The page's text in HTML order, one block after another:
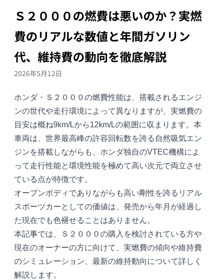
Ｓ２０００の燃費は悪いのか？実燃
費のリアルな数値と年間ガソリン
代、維持費の動向を徹底解説
2026年5月12日
ホンダ・ Ｓ２０００の燃費性能は、搭載されるエンジ
ンの世代や走行環境によって異なりますが、実燃費の
目安は概ね9km/Lから12km/Lの範囲に収まります。本
車両は、世界最高峰の許容回転数を誇る自然吸気エン
ジンを搭載しながらも、ホンダ独自のVTEC機構によ
って走行性能と環境性能を極めて高い次元で両立させ
ている点が特徴です。
オープンボディでありながらも高い剛性を誇るリアル
スポーツカーとしての価値は、発売から年月が経過し
た現在でも色褪せることはありません。
本記事では、Ｓ２０００の購入を検討されている方や
現在のオーナーの方に向けて、実燃費の傾向や維持費
のシミュレーション、最新の維持動向について詳しく
解説します。